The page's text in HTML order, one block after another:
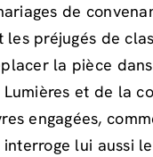
de
les préjugés de
la pièce
et de la
engagées,
interroge lui aussi